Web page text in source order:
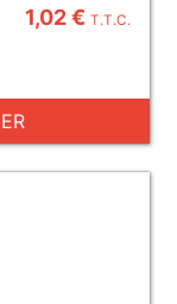
1,02 €T.T.C.